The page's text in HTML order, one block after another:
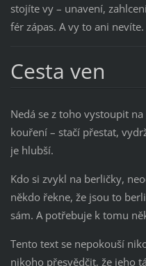
stojíte vy – unavení,
fér zápas. A vy to ani nevíte.
Cesta ven
Nedá se z toho vystoupit
kouření – stačí přestat,
je hlubší.
Kdo si zvykl na berličky,
někdo řekne, že jsou to
sám. A potřebuje k tomu
Tento text se nepokouší
nikoho přesvědčit, že jeho